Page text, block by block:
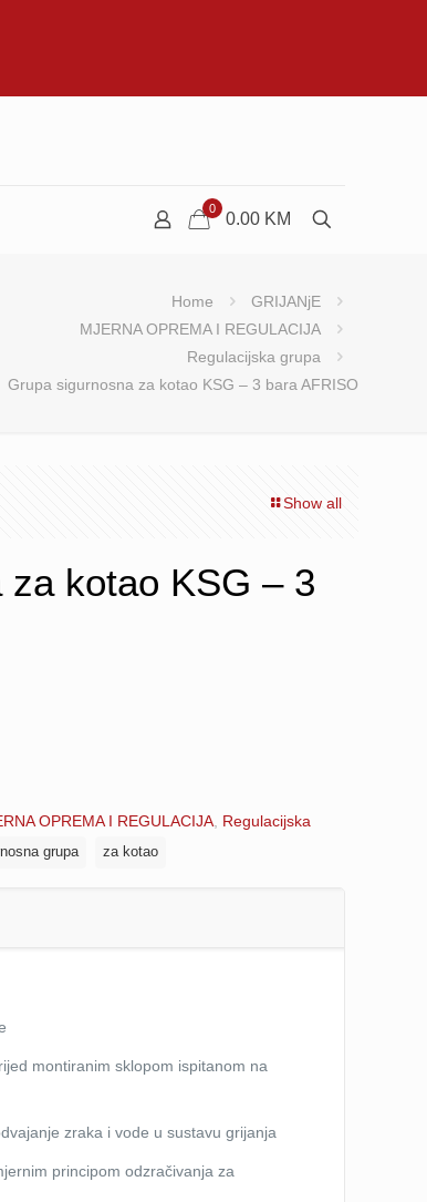
0
0.00 KM
Home
GRIJANjE
MJERNA OPREMA I REGULACIJA
Regulacijska grupa
Grupa sigurnosna za kotao KSG – 3 bara AFRISO
Show all
kotao KSG – 3
OPREMA I REGULACIJA Regulacijska
grupa za kotao
montiranim sklopom ispitanom na
zraka i vode u sustavu grijanja
principom odzračivanja za